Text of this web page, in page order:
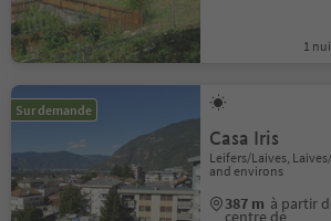
1
Sur demande
Casa Iris
Leifers/Laives,
and environs
387 m à partir
centre de